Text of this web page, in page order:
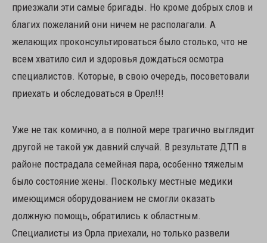
приезжали эти самые бригады. Но кроме добрых слов и
благих пожеланий они ничем не располагали. А
желающих проконсультироваться было столько, что не
всем хватило сил и здоровья дождаться осмотра
специалистов. Которые, в свою очередь, посоветовали
приехать и обследоваться в Орел!!!
Уже не так комично, а в полной мере трагично выглядит
другой не такой уж давний случай. В результате ДТП в
районе пострадала семейная пара, особенно тяжелым
было состояние жены. Поскольку местные медики
имеющимся оборудованием не смогли оказать
должную помощь, обратились к областным.
Специалисты из Орла приехали, но только развели